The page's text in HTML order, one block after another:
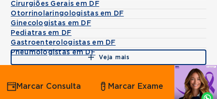
Cirurgiões Gerais em DF
Otorrinolaringologistas em DF
Ginecologistas em DF
Pediatras em DF
Gastroenterologistas em DF
Pneumologistas em DF
Veja mais
Agende
por
Whatsapp
Marcar Consulta Marcar Exame